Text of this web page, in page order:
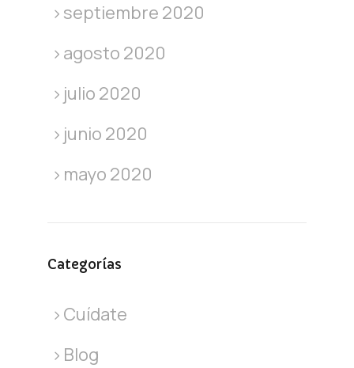
septiembre 2020
agosto 2020
julio 2020
junio 2020
mayo 2020
Categorías
Cuídate
Blog